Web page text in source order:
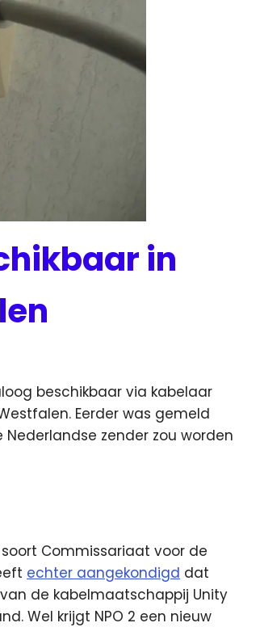
in
beschikbaar via kabelaar
Eerder was gemeld
zender zou worden
Commissariaat voor de
echter aangekondigd dat
de kabelmaatschappij Unity
Wel krijgt NPO 2 een nieuw